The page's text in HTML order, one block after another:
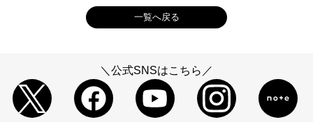
─ 取り組んでいることを教えてください。
一覧へ戻る
＼公式SNSはこちら／